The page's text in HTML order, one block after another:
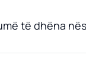
të dhëna